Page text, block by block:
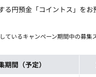
る円預金「コイントス」をお
ているキャンペーン期間中の募集
期間（予定）